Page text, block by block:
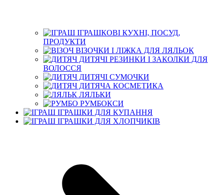
ІГРАШКОВІ КУХНІ, ПОСУД,
ПРОДУКТИ
ВІЗОЧКИ І ЛІЖКА ДЛЯ ЛЯЛЬОК
ДИТЯЧІ РЕЗИНКИ І ЗАКОЛКИ ДЛЯ
ВОЛОССЯ
ДИТЯЧІ СУМОЧКИ
ДИТЯЧА КОСМЕТИКА
ЛЯЛЬКИ
РУМБОКСИ
ІГРАШКИ ДЛЯ КУПАННЯ
ІГРАШКИ ДЛЯ ХЛОПЧИКІВ